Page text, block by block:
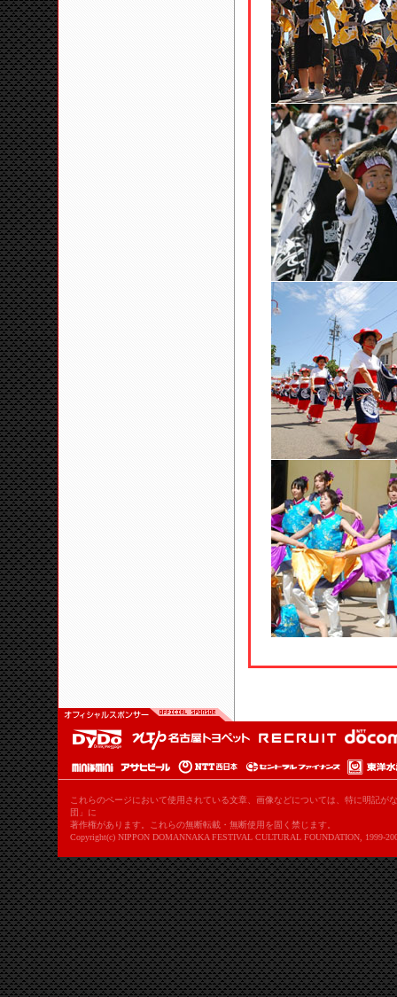
これらのページにおいて使用されている文章、画像などについては、特に明記が
団」に
著作権があります。これらの無断転載・無断使用を固く禁じます。
Copyright(c) NIPPON DOMANNAKA FESTIVAL CULTURAL FOUNDATION, 1999-